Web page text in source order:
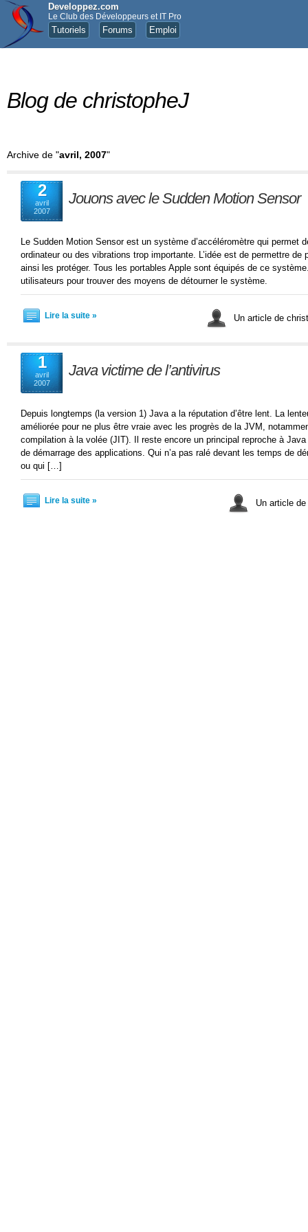
Developpez.com
Le Club des Développeurs et IT Pro
Tutoriels Forums Emploi
Blog de christopheJ
Archive de "avril, 2007"
2
avril
2007
Jouons avec le Sudden Motion Sensor
Le Sudden Motion Sensor est un système d’accéléromètre qui permet
ordinateur ou des vibrations trop importante. L’idée est de permettre
ainsi les protéger. Tous les portables Apple sont équipés de ce
utilisateurs pour trouver des moyens de détourner le système.
Lire la suite » Un article de
1
avril
2007
Java victime de l’antivirus
Depuis longtemps (la version 1) Java a la réputation d’être lent. La
améliorée pour ne plus être vraie avec les progrès de la JVM,
compilation à la volée (JIT). Il reste encore un principal reproche à
de démarrage des applications. Qui n’a pas ralé devant les temps de
ou qui […]
Lire la suite » Un article